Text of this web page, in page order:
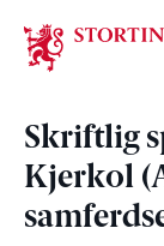
Skriftlig
Kjerkol